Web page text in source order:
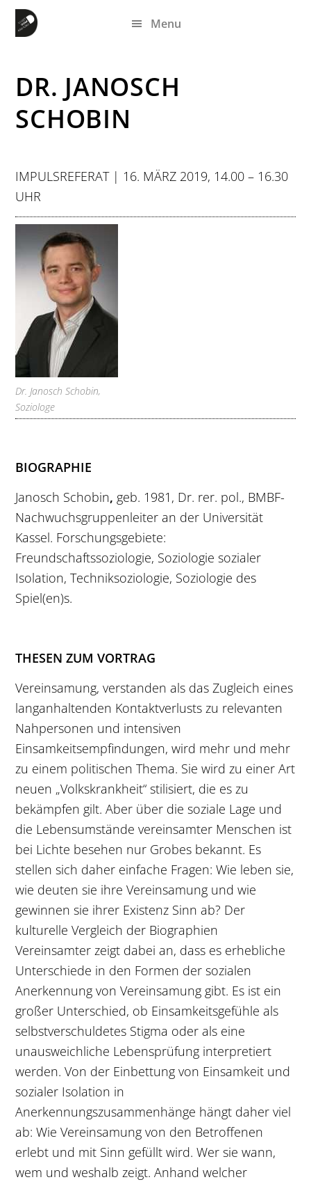
Zum
Inhalt
Zur
Seitenspalte
Zur
Fußzeile
Menu
DR. JANOSCH
SCHOBIN
IMPULSREFERAT | 16. MÄRZ 2019, 14.00 – 16.30
UHR
Dr. Janosch Schobin,
Soziologe
BIOGRAPHIE
Janosch Schobin, geb. 1981, Dr. rer. pol., BMBF-
Nachwuchsgruppenleiter an der Universität
Kassel. Forschungsgebiete:
Freundschaftssoziologie, Soziologie sozialer
Isolation, Techniksoziologie, Soziologie des
Spiel(en)s.
THESEN ZUM VORTRAG
Vereinsamung, verstanden als das Zugleich eines
langanhaltenden Kontaktverlusts zu relevanten
Nahpersonen und intensiven
Einsamkeitsempfindungen, wird mehr und mehr
zu einem politischen Thema. Sie wird zu einer Art
neuen „Volkskrankheit“ stilisiert, die es zu
bekämpfen gilt. Aber über die soziale Lage und
die Lebensumstände vereinsamter Menschen ist
bei Lichte besehen nur Grobes bekannt. Es
stellen sich daher einfache Fragen: Wie leben sie,
wie deuten sie ihre Vereinsamung und wie
gewinnen sie ihrer Existenz Sinn ab? Der
kulturelle Vergleich der Biographien
Vereinsamter zeigt dabei an, dass es erhebliche
Unterschiede in den Formen der sozialen
Anerkennung von Vereinsamung gibt. Es ist ein
großer Unterschied, ob Einsamkeitsgefühle als
selbstverschuldetes Stigma oder als eine
unausweichliche Lebensprüfung interpretiert
werden. Von der Einbettung von Einsamkeit und
sozialer Isolation in
Anerkennungszusammenhänge hängt daher viel
ab: Wie Vereinsamung von den Betroffenen
erlebt und mit Sinn gefüllt wird. Wer sie wann,
wem und weshalb zeigt. Anhand welcher